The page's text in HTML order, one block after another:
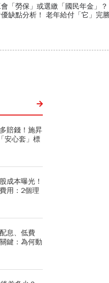
「勞保」或選繳「國民年金」？
缺點分析！ 老年給付「它」完勝
賠錢！施昇
安心套」標
成本曝光！
用：2個理
息、低費
鍵：為何動